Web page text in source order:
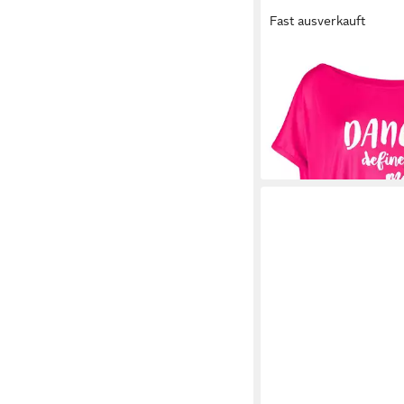
Fast ausverkauft
WINSHAPE
Ultra leicht
ab 29,99 €
-14%